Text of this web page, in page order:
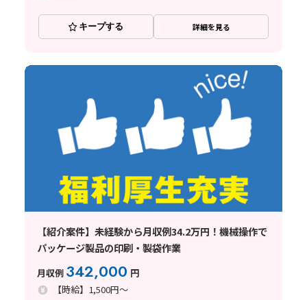
キープする 詳細を見る
【紹介案件】未経験から月収例34.2万円！機械操作で
パッケージ製品の印刷・製袋作業
月収例 342,000 円
【時給】1,500円～